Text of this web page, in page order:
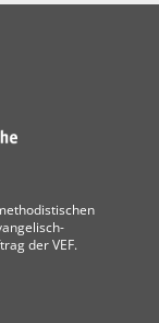
der VEF.